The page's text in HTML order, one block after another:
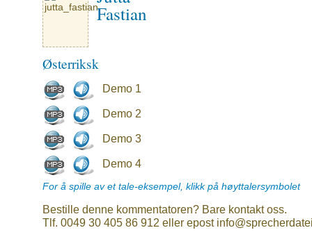
Fastian
Østerriksk
Demo 1
Demo 2
Demo 3
Demo 4
For å spille av et tale-eksempel, klikk på høyttalersymbolet
Bestille denne kommentatoren? Bare kontakt oss.
Tlf. 0049 30 405 86 912 eller epost